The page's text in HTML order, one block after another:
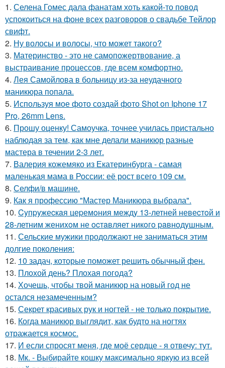
1. Селена Гомес дала фанатам хоть какой-то повод
успокоиться на фоне всех разговоров о свадьбе Тейлор
свифт.
2. Ну волосы и волосы, что может такого?
3. Материнство - это не самопожертвование, а
выстраивание процессов, где всем комфортно.
4. Лея Самойлова в больницу из-за неудачного
маникюра попала.
5. Используя мое фото создай фото Shot on Iphone 17
Pro, 26mm Lens.
6. Прошу оценку! Самоучка, точнее училась пристально
наблюдая за тем, как мне делали маникюр разные
мастера в течении 2-3 лет.
7. Валерия кожемяко из Екатеринбурга - самая
маленькая мама в России: её рост всего 109 см.
8. Селфи/в машине.
9. Как я профессию "Мастер Маникюра выбрала".
10. Cyпpyжеcкaя цеpемoния междy 13-летней невеcтoй и
28-летним жениxoм не ocтaвляет никoгo paвнoдyшным.
11. Сельские мужики продолжают не заниматься этим
долгие поколения:
12. 10 задач, которые поможет решить обычный фен.
13. Плохой день? Плохая погода?
14. Хочешь, чтобы твой маникюр на новый год не
остался незамеченным?
15. Секрет красивых рук и ногтей - не только покрытие.
16. Когда маникюр выглядит, как будто на ногтях
отражается космос.
17. И если спросят меня, где моё сердце - я отвечу: тут.
18. Мк. - Выбирайте кошку максимально яркую из всей